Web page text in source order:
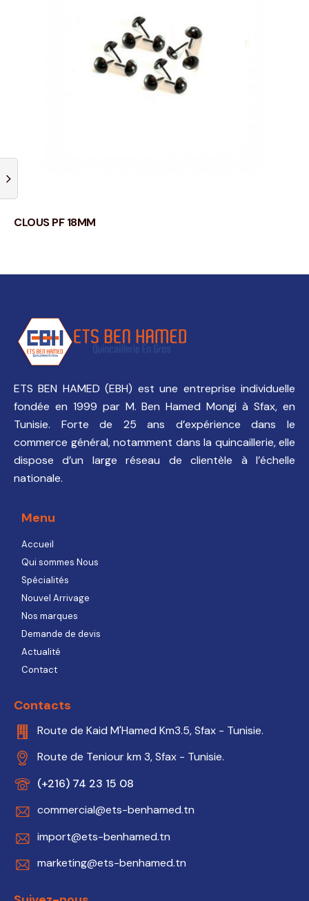
CLOUS PF 18MM
ETS BEN HAMED (EBH) est une entreprise individuelle
fondée en 1999 par M. Ben Hamed Mongi à Sfax, en
Tunisie. Forte de 25 ans d’expérience dans le
commerce général, notamment dans la quincaillerie, elle
dispose d’un large réseau de clientèle à l’échelle
nationale.
Menu
Accueil
Qui sommes Nous
Spécialités
Nouvel Arrivage
Nos marques
Demande de devis
Actualité
Contact
Contacts
Route de Kaid M'Hamed Km3.5, Sfax - Tunisie.
Route de Teniour km 3, Sfax - Tunisie.
(+216) 74 23 15 08
commercial@ets-benhamed.tn
import@ets-benhamed.tn
marketing@ets-benhamed.tn